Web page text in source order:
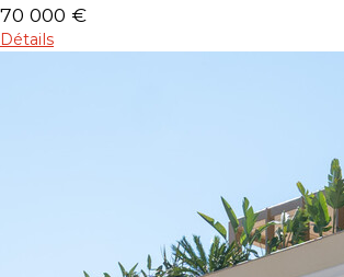
70 000 €
Détails